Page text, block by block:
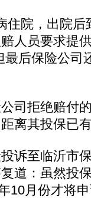
院，出院后
人员要求提
最后保险公司
拒绝赔付
离其投保已
至临沂市
道：虽然投
10月份才将